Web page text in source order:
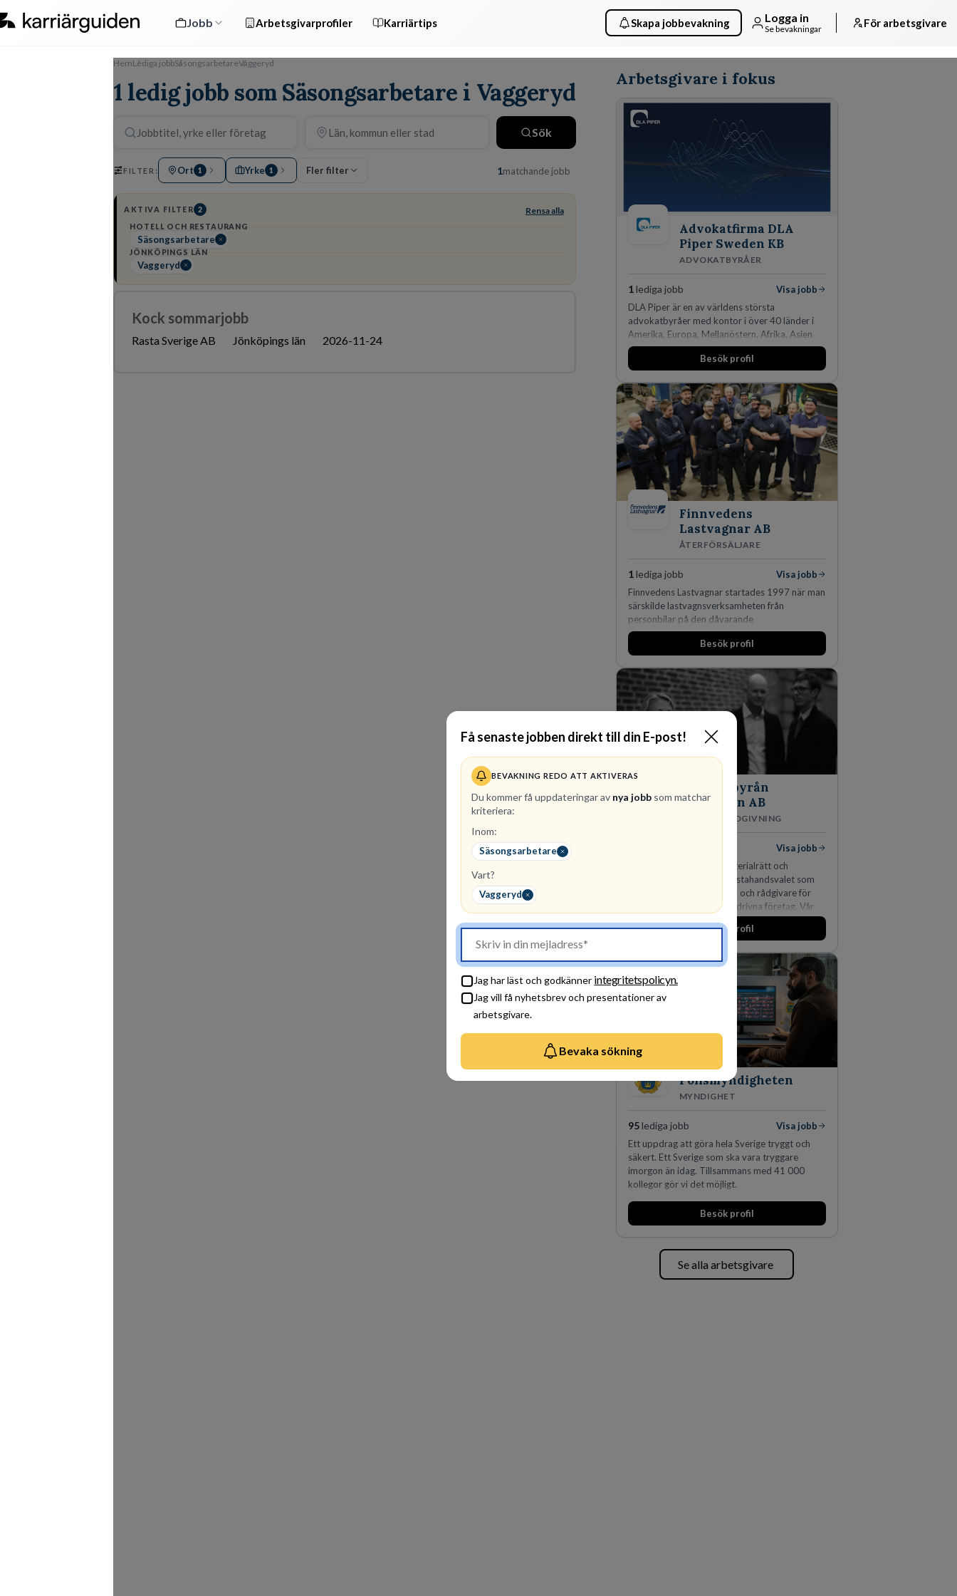
Jobb Arbetsgivarprofiler Karriärtips Skapa jobbevakning Logga in
Se bevakningar För arbetsgivare
Få senaste jobben direkt till din E-post!
BEVAKNING REDO ATT AKTIVERAS
Du kommer få uppdateringar av nya jobb som matchar
kriteriera:
Inom:
Säsongsarbetare
Vart?
Vaggeryd
Jag har läst och godkänner integritetspolicyn.
Jag vill få nyhetsbrev och presentationer av
arbetsgivare.
Bevaka sökning
HemLediga jobbSäsongsarbetareVaggeryd
1 ledig jobb som Säsongsarbetare i Vaggeryd
Sök
FILTER: Ort 1 Yrke 1 Fler filter 1matchande jobb
AKTIVA FILTER 2 Rensa alla
HOTELL OCH RESTAURANG
Säsongsarbetare
JÖNKÖPINGS LÄN
Vaggeryd
Kock sommarjobb
Rasta Sverige AB Jönköpings län 2026-11-24
Arbetsgivare i fokus
Advokatfirma DLA
Piper Sweden KB
ADVOKATBYRÅER
1lediga jobb
Visa jobb
DLA Piper är en av världens största
advokatbyråer med kontor i över 40 länder i
Amerika, Europa, Mellanöstern, Afrika, Asien
och Oceanien. Vi är specialister inom
affärsjuridikens alla områden och vi har några
fler än 450 jurister på fem kontor i Stockholm,
Köpenhamn, Århus, Oslo och Helsingfors kan vi
på DLA Piper erbjuda våra klienter en unik,
effektiv och gränsöverskridande nordisk
expertis. På vårt kontor i centrala Stockholm är
vi idag drygt 240 medarbetare.
Besök profil
Finnvedens
Lastvagnar AB
ÅTERFÖRSÄLJARE
1lediga jobb
Visa jobb
Finnvedens Lastvagnar startades 1997 när man
särskilde lastvagnsverksamheten från
personbilar på den dåvarande
huvudanläggningen i Värnamo. Sedan dess har
man expanderat kraftigt genom ett antal
den största privata återförsäljaren av Volvo
Lastvagnar och finns representerade på 20
orter i södra Sverige.
Besök profil
Advokatbyrån
Gulliksson AB
JURIDISK RÅDGIVNING
Visa jobb
Vår kombination av immaterialrätt och
affärsjuridik gör oss till förstahandsvalet som
affärsjuridisk advokatbyrå och rådgivare för
kunskapsintensiva och idédrivna företag. Vår
expertis inom IP-tillgångar har gett oss en
marknadsledande position. Våra klienter väljer
skydda, utveckla och kommersialisera
företagets viktigaste tillgångar.
Besök profil
Polismyndigheten
MYNDIGHET
95lediga jobb
Visa jobb
Ett uppdrag att göra hela Sverige tryggt och
säkert. Ett Sverige som ska vara tryggare
imorgon än idag. Tillsammans med 41 000
kollegor gör vi det möjligt.
Besök profil
Se alla arbetsgivare